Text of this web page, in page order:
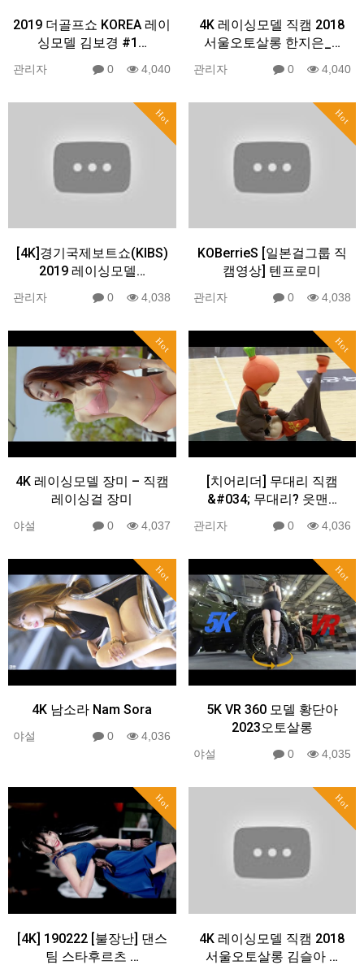
2019 더골프쇼 KOREA 레이
싱모델 김보경 #1…
관리자 0 4,040
4K 레이싱모델 직캠 2018
서울오토살롱 한지은_…
관리자 0 4,040
Hot
[4K]경기국제보트쇼(KIBS)
2019 레이싱모델…
관리자 0 4,038
Hot
KOBerrieS [일본걸그룹 직
캠영상] 텐프로미
관리자 0 4,038
Hot
4K 레이싱모델 장미 – 직캠
레이싱걸 장미
야설 0 4,037
Hot
[치어리더] 무대리 직캠
&#034; 무대리? 읏맨…
관리자 0 4,036
Hot
4K 남소라 Nam Sora
야설 0 4,036
Hot
5K VR 360 모델 황단아
2023오토살롱
야설 0 4,035
Hot
[4K] 190222 [불장난] 댄스
팀 스타후르츠 …
Hot
4K 레이싱모델 직캠 2018
서울오토살롱 김슬아 …